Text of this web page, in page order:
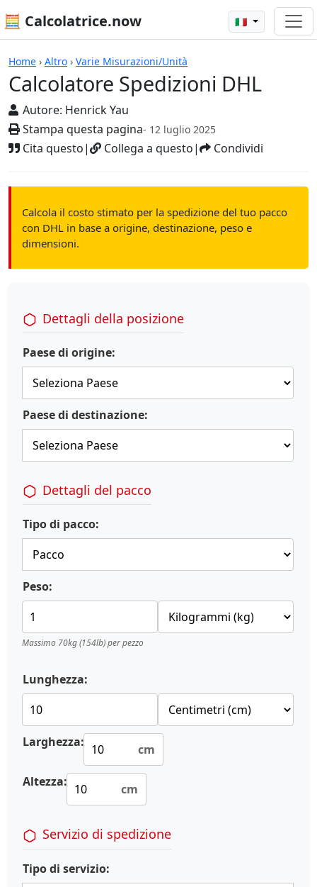
🧮 Calcolatrice.now 🇮🇹
Home › Altro › Varie Misurazioni/Unità
Calcolatore Spedizioni DHL
Autore: Henrick Yau
Stampa questa pagina- 12 luglio 2025
Cita questo| Collega a questo| Condividi
Calcolatrici
Calcola il costo stimato per la spedizione del tuo pacco
con DHL in base a origine, destinazione, peso e
dimensioni.
Dettagli della posizione
Paese di origine:
Paese di destinazione:
Dettagli del pacco
Tipo di pacco:
Peso:
Massimo 70kg (154lb) per pezzo
Lunghezza:
Larghezza: cm
Altezza: cm
Servizio di spedizione
Tipo di servizio: